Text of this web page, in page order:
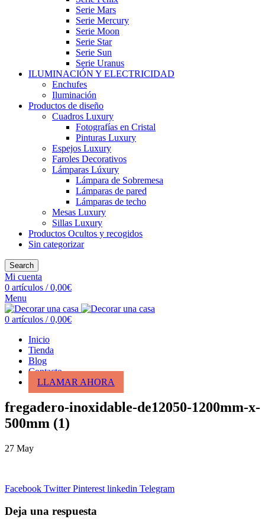
Serie Mars
Serie Mercury
Serie Moon
Serie Star
Serie Sun
Serie Uranus
ILUMINACIÓN Y ELECTRICIDAD
Enchufes
Iluminación
Productos de diseño
Cuadros Luxury
Fotografías en Cristal
Pinturas Luxury
Espejos Luxury
Faroles Decorativos
Lámparas Lúxury
Lámpara de Sobremesa
Lámparas de pared
Lámparas de techo
Mesas Luxury
Sillas Luxury
Productos Ocultos y recogidos
Sin categorizar
Search
Mi cuenta
0 artículos / 0,00€
Menu
0 artículos / 0,00€
Inicio
Tienda
Blog
Contacto
LLAMAR AHORA
fregadero-inoxidable-de12050-1200mm-x-
500mm (1)
27 May
Facebook Twitter Pinterest linkedin Telegram
Deja una respuesta